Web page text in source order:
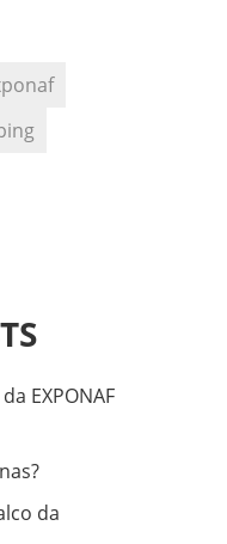
EXPONAF
da